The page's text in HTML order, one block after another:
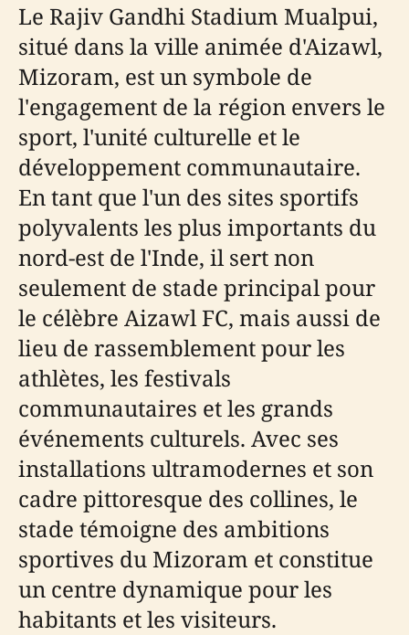
Le Rajiv Gandhi Stadium Mualpui,
situé dans la ville animée d'Aizawl,
Mizoram, est un symbole de
l'engagement de la région envers le
sport, l'unité culturelle et le
développement communautaire.
En tant que l'un des sites sportifs
polyvalents les plus importants du
nord-est de l'Inde, il sert non
seulement de stade principal pour
le célèbre Aizawl FC, mais aussi de
lieu de rassemblement pour les
athlètes, les festivals
communautaires et les grands
événements culturels. Avec ses
installations ultramodernes et son
cadre pittoresque des collines, le
stade témoigne des ambitions
sportives du Mizoram et constitue
un centre dynamique pour les
habitants et les visiteurs.